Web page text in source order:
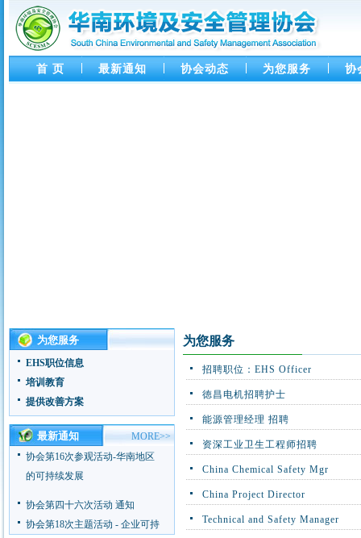
首 页 最新通知 协会动态 为您服务 协
为您服务
EHS职位信息
培训教育
提供改善方案
最新通知 MORE>>
协会第四十六次活动 通知
协会第18次主题活动 - 企业可持
续发展
协会第17次主题活动 - 企业应急
能力建设
协会第16次参观活动-华南地区
的可持续发展
协会第四十六次活动 通知
协会第18次主题活动 - 企业可持
为您服务
招聘职位：EHS Officer
徳昌电机招聘护士
能源管理经理 招聘
资深工业卫生工程师招聘
China Chemical Safety Mgr
China Project Director
Technical and Safety Manager